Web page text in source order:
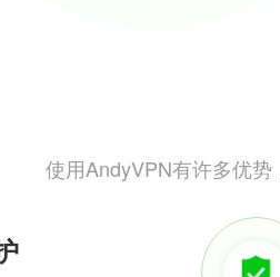
使用AndyVPN有许多优